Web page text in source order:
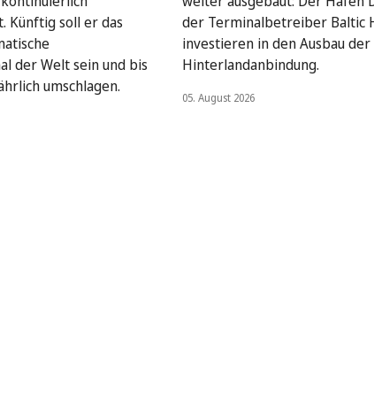
Künftig soll er das
der Welt sein und bis
umschlagen.
der Terminalbetreiber Baltic
investieren in den Ausbau der
Hinterlandanbindung.
05. August 2026